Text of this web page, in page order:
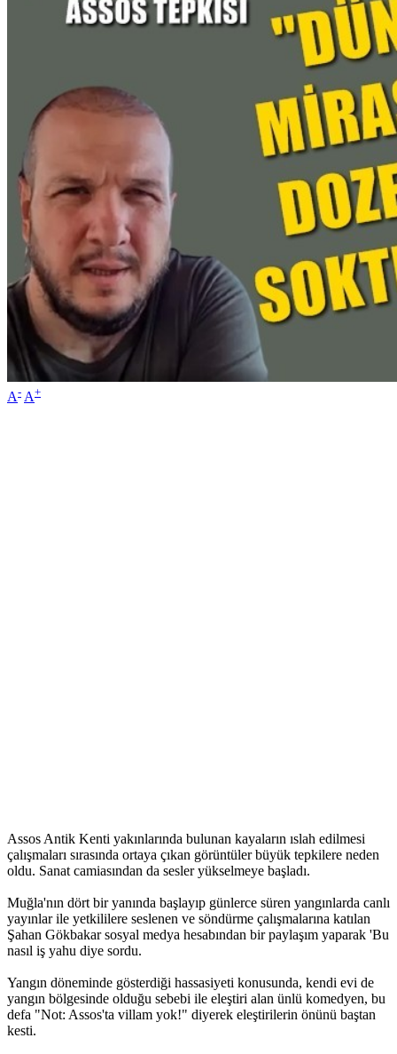
A- A+
Assos Antik Kenti yakınlarında bulunan kayaların ıslah edilmesi
çalışmaları sırasında ortaya çıkan görüntüler büyük tepkilere neden
oldu. Sanat camiasından da sesler yükselmeye başladı.
Muğla'nın dört bir yanında başlayıp günlerce süren yangınlarda canlı
yayınlar ile yetkililere seslenen ve söndürme çalışmalarına katılan
Şahan Gökbakar sosyal medya hesabından bir paylaşım yaparak 'Bu
nasıl iş yahu diye sordu.
Yangın döneminde gösterdiği hassasiyeti konusunda, kendi evi de
yangın bölgesinde olduğu sebebi ile eleştiri alan ünlü komedyen, bu
defa "Not: Assos'ta villam yok!" diyerek eleştirilerin önünü baştan
kesti.